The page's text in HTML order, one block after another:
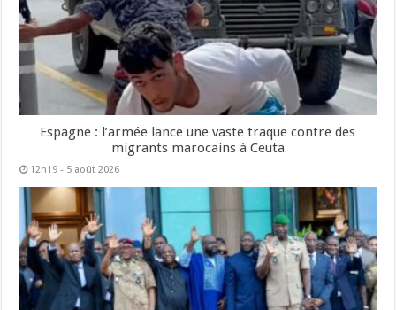
Espagne : l’armée lance une vaste traque contre des
migrants marocains à Ceuta
12h19 - 5 août 2026